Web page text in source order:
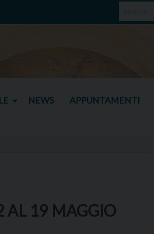
NEWS APPUNTAMENTI
AL 19 MAGGIO